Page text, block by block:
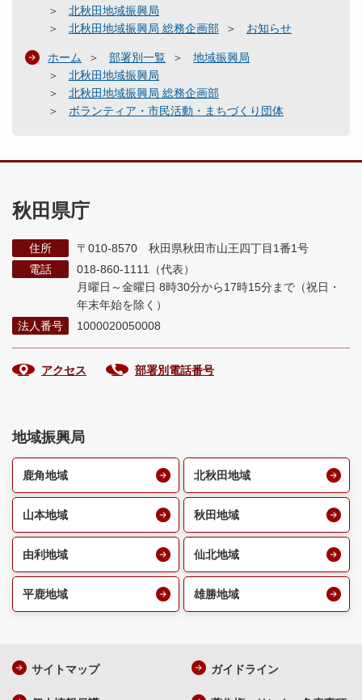
北秋田地域振興局
北秋田地域振興局 総務企画部
お知らせ
ホーム 部署別一覧
地域振興局
北秋田地域振興局
北秋田地域振興局 総務企画部
ボランティア・市民活動・まちづくり団体
秋田県庁
住所
〒010-8570 秋田県秋田市山王四丁目1番1号
電話
018-860-1111（代表）
月曜日～金曜日 8時30分から17時15分まで （祝日・
年末年始を除く）
法人番号
1000020050008
アクセス 部署別電話番号
地域振興局
鹿角地域 北秋田地域
山本地域 秋田地域
由利地域 仙北地域
平鹿地域 雄勝地域
サイトマップ ガイドライン